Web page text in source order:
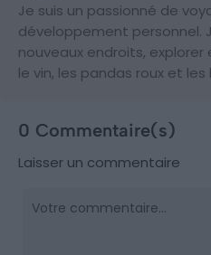
Je suis un passionné de
développement personnel.
nouveaux endroits,
le vin, les pandas roux et
0 Commentaire(s)
Laisser un commentaire